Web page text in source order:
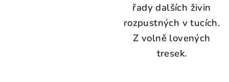
řady dalších živin
rozpustných v tucích.
Z volně lovených
tresek.